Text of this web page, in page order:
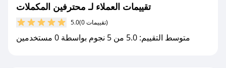
تقييمات العملاء لـ محترفين المكملات
5.0 (0 تقييمات)
متوسط التقييم: 5.0 من 5 نجوم بواسطة 0 مستخدمين